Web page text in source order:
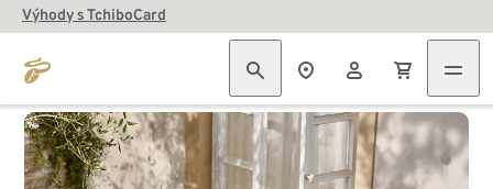
Výhody s TchiboCard